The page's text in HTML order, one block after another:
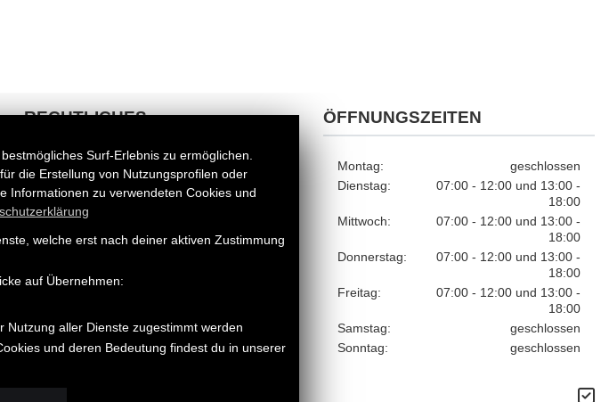
RECHTLICHES
AGB
Impressum
Datenschutz
ÖFFNUNGSZEITEN
Montag:
geschlossen
Dienstag:
07:00 - 12:00 und 13:00 -
18:00
Mittwoch:
07:00 - 12:00 und 13:00 -
18:00
Donnerstag:
07:00 - 12:00 und 13:00 -
18:00
Freitag:
07:00 - 12:00 und 13:00 -
18:00
Samstag:
geschlossen
Sonntag:
geschlossen
Surf-Erlebnis zu ermöglichen.
die Erstellung von Nutzungsprofilen oder
Informationen zu verwendeten Cookies und
welche erst nach deiner aktiven Zustimmung
auf Übernehmen:
Nutzung aller Dienste zugestimmt werden
und deren Bedeutung findest du in unserer